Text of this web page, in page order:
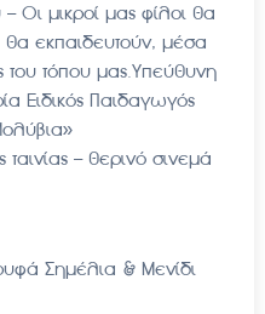
Οι μικροί μας φίλοι θα
εκπαιδευτούν, μέσα
του τόπου μας.Υπεύθυνη
Ειδικός Παιδαγωγός
– θερινό σινεμά
Σημέλια & Μενίδι